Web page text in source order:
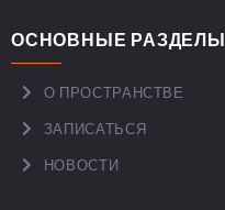
ОСНОВНЫЕ РАЗДЕЛЫ
О ПРОСТРАНСТВЕ
ЗАПИСАТЬСЯ
НОВОСТИ